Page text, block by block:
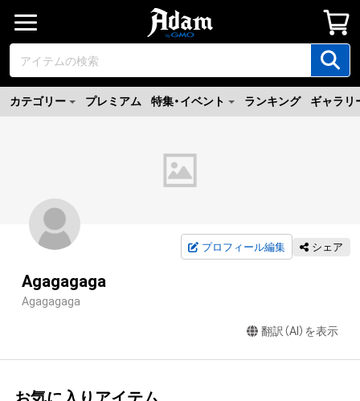
カテゴリー プレミアム 特集・イベント ランキング ギャラリ
プロフィール編集 シェア
Agagagaga
Agagagaga
翻訳（AI）を表示